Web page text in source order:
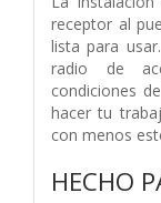
receptor al
lista para
radio de
condiciones
hacer tu
con menos
HECHO